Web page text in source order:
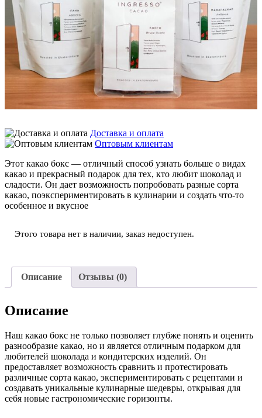
Доставка и оплата
Оптовым клиентам
Этот какао бокс — отличный способ узнать больше о видах
какао и прекрасный подарок для тех, кто любит шоколад и
сладости. Он дает возможность попробовать разные сорта
какао, поэкспериментировать в кулинарии и создать что-то
особенное и вкусное
Этого товара нет в наличии, заказ недоступен.
Описание Отзывы (0)
Описание
Наш какао бокс не только позволяет глубже понять и оценить
разнообразие какао, но и является отличным подарком для
любителей шоколада и кондитерских изделий. Он
предоставляет возможность сравнить и протестировать
различные сорта какао, экспериментировать с рецептами и
создавать уникальные кулинарные шедевры, открывая для
себя новые гастрономические горизонты.